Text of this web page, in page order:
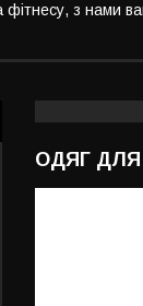
фітнесу, з нами
ОДЯГ ДЛЯ